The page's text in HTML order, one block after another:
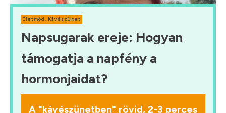
Életmód Kávészünet
Napsugarak ereje: Hogyan
támogatja a napfény a
hormonjaidat?
A "kávészünetben" rövid, 2-3 perces